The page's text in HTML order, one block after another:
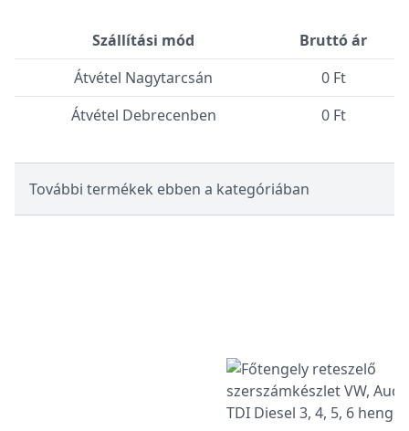
Szállítási mód
Bruttó ár
Átvétel Nagytarcsán
0 Ft
Átvétel Debrecenben
0 Ft
További termékek ebben a kategóriában